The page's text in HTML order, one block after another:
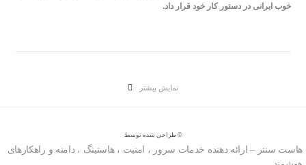
خوب ایرانی در دستور کار خود قرار داد.
© طراحی شده توسط
هاست سنتر – ارائه دهنده خدمات سرور ، امنیت ، هاستینگ ، دامنه و راهکارهای